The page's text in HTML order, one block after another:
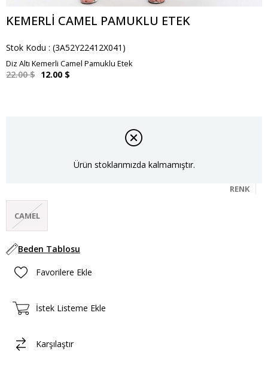
KEMERLI CAMEL PAMUKLU ETEK
Stok Kodu (3A52Y22412X041)
Diz Altı Kemerli Camel Pamuklu Etek
22.00 $ 12.00 $
Ürün stoklarımızda kalmamıştır.
RENK
CAMEL
Beden Tablosu
Favorilere Ekle
İstek Listeme Ekle
Karşılaştır